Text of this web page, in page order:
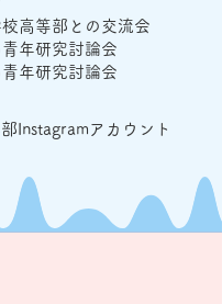
校高等部との交流会
青年研究討論会
青年研究討論会
Instagramアカウント